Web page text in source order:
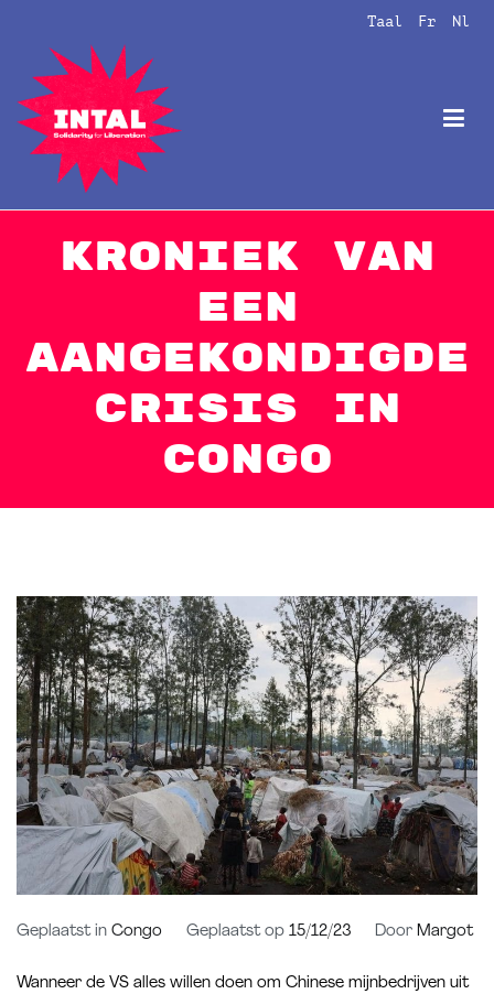
springen
Taal Fr Nl
Intal
Globalize Solidarity!
Kroniek van
een
aangekondigde
crisis in
Congo
Geplaatst in Congo Geplaatst op 15/12/23 DoorMargot
Wanneer de VS alles willen doen om Chinese mijnbedrijven uit